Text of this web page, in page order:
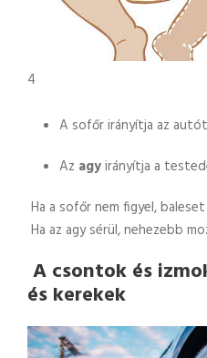
4
A sofőr irányítja az
Az agyirányítja a
Ha a sofőr nem figyel,
Ha az agy sérül, nehezebb
A csontok és
és kerekek